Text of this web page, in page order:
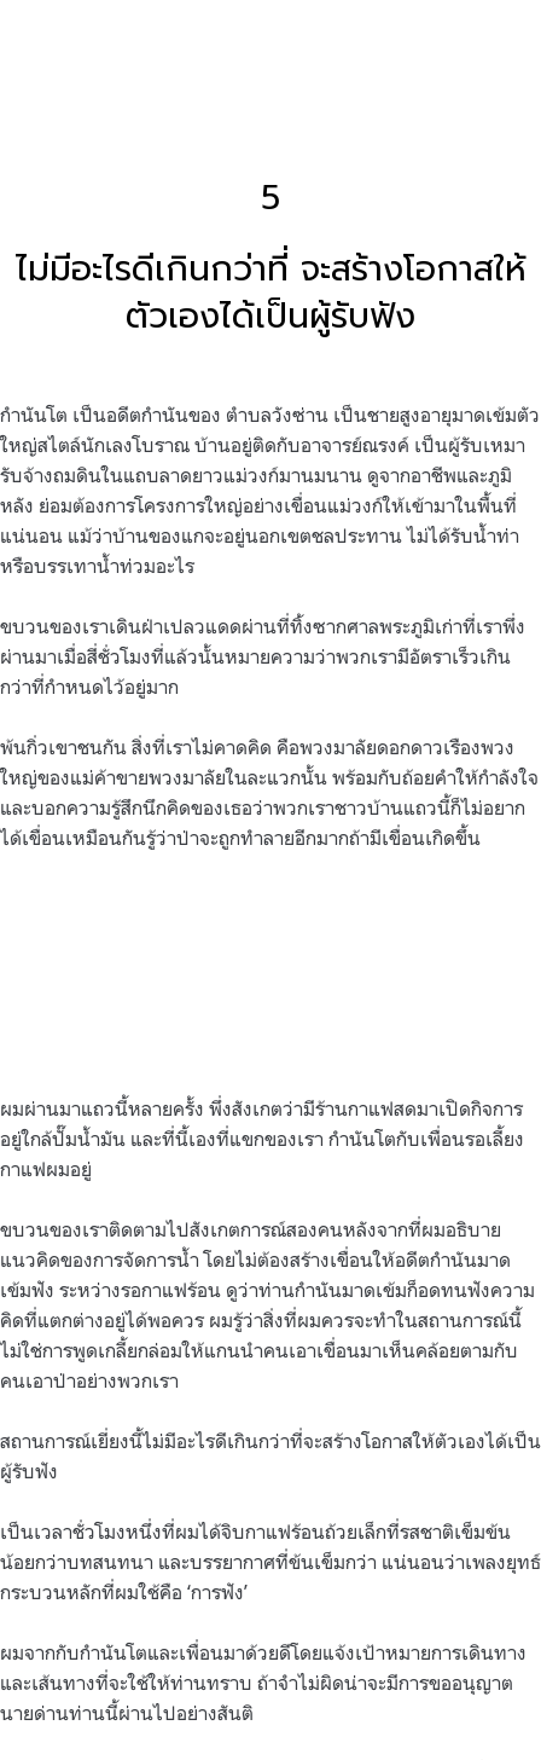
5
ไม่มีอะไรดีเกินกว่าที่ จะสร้างโอกาสให้
ตัวเองได้เป็นผู้รับฟัง
กำนันโต เป็นอดีตกำนันของ ตำบลวังซ่าน เป็นชายสูงอายุมาดเข้มตัว
ใหญ่สไตล์นักเลงโบราณ บ้านอยู่ติดกับอาจารย์ณรงค์ เป็นผู้รับเหมา
รับจ้างถมดินในแถบลาดยาวแม่วงก์มานมนาน ดูจากอาชีพและภูมิ
หลัง ย่อมต้องการโครงการใหญ่อย่างเขื่อนแม่วงก์ให้เข้ามาในพื้นที่
แน่นอน แม้ว่าบ้านของแกจะอยู่นอกเขตชลประทาน ไม่ได้รับน้ำท่า
หรือบรรเทาน้ำท่วมอะไร
ขบวนของเราเดินฝ่าเปลวแดดผ่านที่ทิ้งซากศาลพระภูมิเก่าที่เราพึ่ง
ผ่านมาเมื่อสี่ชั่วโมงที่แล้วนั้นหมายความว่าพวกเรามีอัตราเร็วเกิน
กว่าที่กำหนดไว้อยู่มาก
พ้นกิ่วเขาชนกัน สิ่งที่เราไม่คาดคิด คือพวงมาลัยดอกดาวเรืองพวง
ใหญ่ของแม่ค้าขายพวงมาลัยในละแวกนั้น พร้อมกับถ้อยคำให้กำลังใจ
และบอกความรู้สึกนึกคิดของเธอว่าพวกเราชาวบ้านแถวนี้ก็ไม่อยาก
ได้เขื่อนเหมือนกันรู้ว่าป่าจะถูกทำลายอีกมากถ้ามีเขื่อนเกิดขึ้น
ผมผ่านมาแถวนี้หลายครั้ง พึ่งสังเกตว่ามีร้านกาแฟสดมาเปิดกิจการ
อยู่ใกล้ปั๊มน้ำมัน และที่นี้เองที่แขกของเรา กำนันโตกับเพื่อนรอเลี้ยง
กาแฟผมอยู่
ขบวนของเราติดตามไปสังเกตการณ์สองคนหลังจากที่ผมอธิบาย
แนวคิดของการจัดการน้ำ โดยไม่ต้องสร้างเขื่อนให้อดีตกำนันมาด
เข้มฟัง ระหว่างรอกาแฟร้อน ดูว่าท่านกำนันมาดเข้มก็อดทนฟังความ
คิดที่แตกต่างอยู่ได้พอควร ผมรู้ว่าสิ่งที่ผมควรจะทำในสถานการณ์นี้
ไม่ใช่การพูดเกลี้ยกล่อมให้แกนนำคนเอาเขื่อนมาเห็นคล้อยตามกับ
คนเอาป่าอย่างพวกเรา
สถานการณ์เยี่ยงนี้ไม่มีอะไรดีเกินกว่าที่จะสร้างโอกาสให้ตัวเองได้เป็น
ผู้รับฟัง
เป็นเวลาชั่วโมงหนึ่งที่ผมได้จิบกาแฟร้อนถ้วยเล็กที่รสชาติเข็มข้น
น้อยกว่าบทสนทนา และบรรยากาศที่ข้นเข็มกว่า แน่นอนว่าเพลงยุทธ์
กระบวนหลักที่ผมใช้คือ ‘การฟัง’
ผมจากกับกำนันโตและเพื่อนมาด้วยดีโดยแจ้งเป้าหมายการเดินทาง
และเส้นทางที่จะใช้ให้ท่านทราบ ถ้าจำไม่ผิดน่าจะมีการขออนุญาต
นายด่านท่านนี้ผ่านไปอย่างสันติ